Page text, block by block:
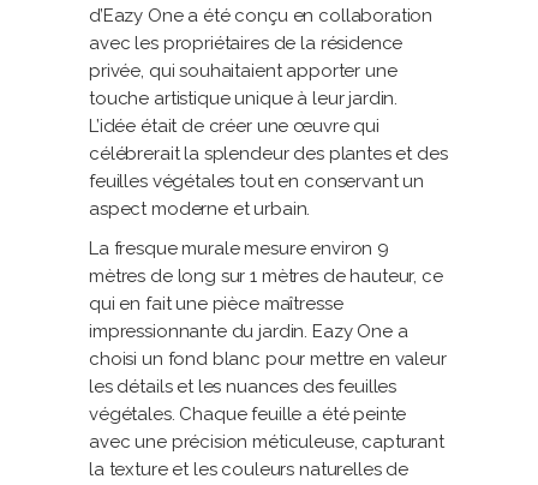
d’Eazy One a été conçu en collaboration
avec les propriétaires de la résidence
privée, qui souhaitaient apporter une
touche artistique unique à leur jardin.
L’idée était de créer une œuvre qui
célébrerait la splendeur des plantes et des
feuilles végétales tout en conservant un
aspect moderne et urbain.
La fresque murale mesure environ 9
mètres de long sur 1 mètres de hauteur, ce
qui en fait une pièce maîtresse
impressionnante du jardin. Eazy One a
choisi un fond blanc pour mettre en valeur
les détails et les nuances des feuilles
végétales. Chaque feuille a été peinte
avec une précision méticuleuse, capturant
la texture et les couleurs naturelles de